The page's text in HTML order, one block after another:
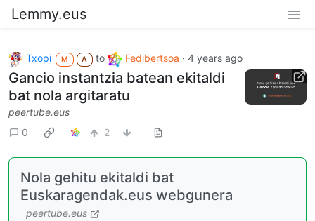
Lemmy.eus
Txopi M A to Fedibertsoa ·4 years ago
Gancio instantzia batean ekitaldi
bat nola argitaratu
peertube.eus
0
2
Nola gehitu ekitaldi bat
Euskaragendak.eus webgunera
peertube.eus